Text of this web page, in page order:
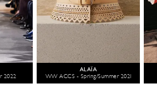
2022
ALAÏA
WW ACCS - Spring/Summer 2021